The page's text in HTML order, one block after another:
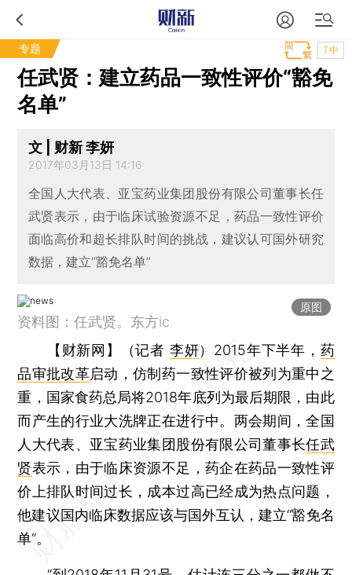
专题 T中
任武贤：建立药品一致性评价“豁免
名单”
文 | 财新 李妍
2017年03月13日 14:16
全国人大代表、亚宝药业集团股份有限公司董事长任
武贤表示，由于临床试验资源不足，药品一致性评价
面临高价和超长排队时间的挑战，建议认可国外研究
数据，建立“豁免名单”
原图
资料图：任武贤。东方ic
【财新网】（记者 李妍） 2015年下半年， 药
品审批改革启动，仿制药一致性评价被列为重中之
重，国家食药总局将2018年底列为最后期限，由此
而产生的行业大洗牌正在进行中。两会期间，全国
人大代表、亚宝药业集团股份有限公司董事长任武
贤表示，由于临床资源不足，药企在药品一致性评
价上排队时间过长，成本过高已经成为热点问题，
他建议国内临床数据应该与国外互认，建立“豁免名
单”。